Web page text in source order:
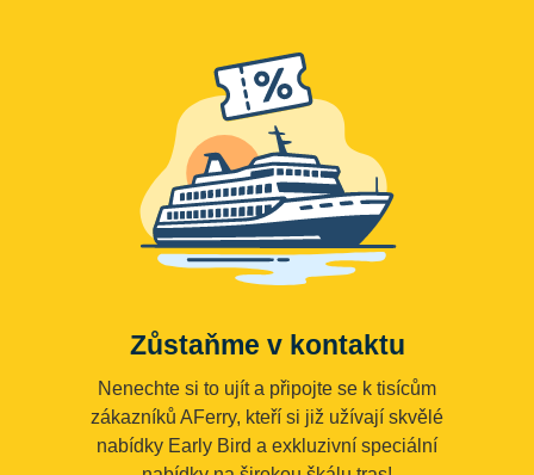
Zůstaňme v kontaktu
Nenechte si to ujít a připojte se k tisícům
zákazníků AFerry, kteří si již užívají skvělé
nabídky Early Bird a exkluzivní speciální